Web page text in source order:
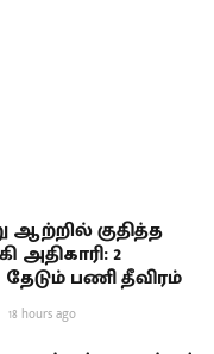
குதித்த
அதிகாரி: 2
பணி தீவிரம்
18 hours ago